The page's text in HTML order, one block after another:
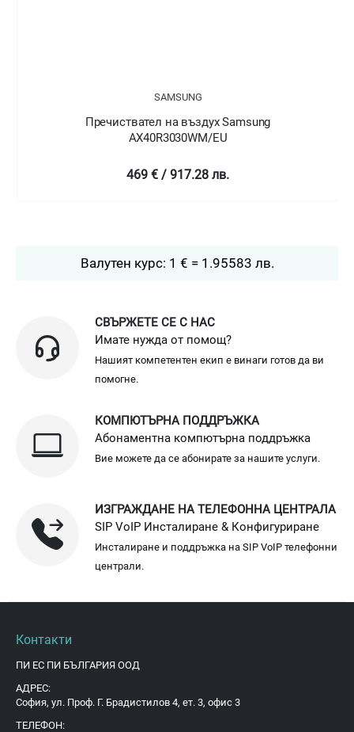
SAMSUNG
Пречиствател на въздух Samsung
AX40R3030WM/EU
469 € / 917.28 лв.
Валутен курс: 1 € = 1.95583 лв.
СВЪРЖЕТЕ СЕ С НАС
Имате нужда от помощ?
Нашият компетентен екип е винаги готов да ви
помогне.
КОМПЮТЪРНА ПОДДРЪЖКА
Абонаментна компютърна поддръжка
Вие можете да се абонирате за нашите услуги.
ИЗГРАЖДАНЕ НА ТЕЛЕФОННА ЦЕНТРАЛА
SIP VoIP Инсталиране & Конфигуриране
Инсталиране и поддръжка на SIP VoIP телефонни
централи.
Контакти
ПИ ЕС ПИ БЪЛГАРИЯ ООД
АДРЕС:
София, ул. Проф. Г. Брадистилов 4, ет. 3, офис 3
ТЕЛЕФОН: